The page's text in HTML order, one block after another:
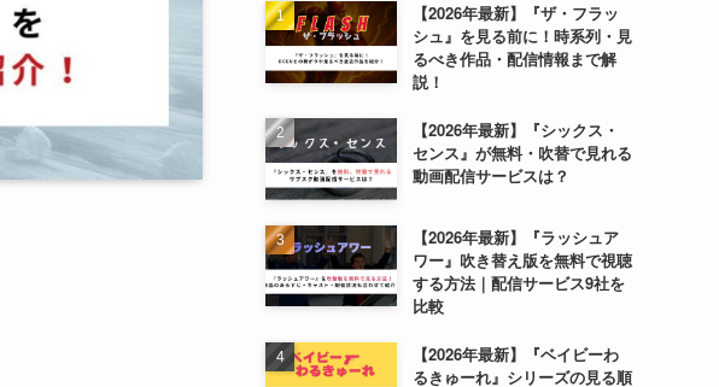
【2026年最新】『ザ・フラッ
シュ』を見る前に！時系列・見
るべき作品・配信情報まで解
説！
【2026年最新】『シックス・
センス』が無料・吹替で見れる
動画配信サービスは？
【2026年最新】『ラッシュア
ワー』吹き替え版を無料で視聴
する方法｜配信サービス9社を
比較
【2026年最新】『ベイビーわ
るきゅーれ』シリーズの見る順